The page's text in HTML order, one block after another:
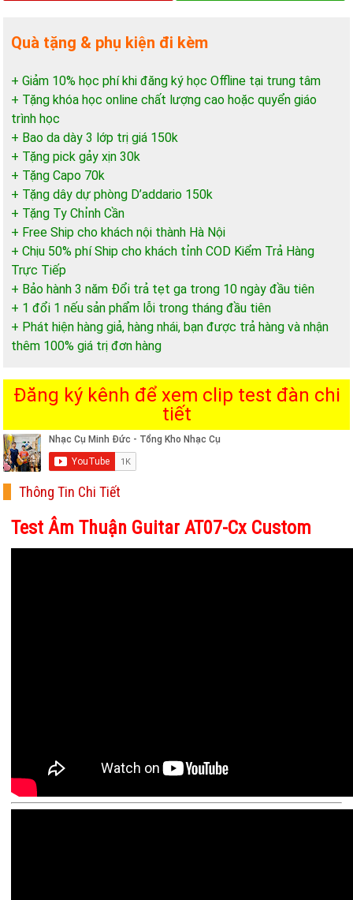
Quà tặng & phụ kiện đi kèm
+ Giảm 10% học phí khi đăng ký học Offline tại trung tâm
+ Tặng khóa học online chất lượng cao hoặc quyển giáo
trình học
+ Bao da dày 3 lớp trị giá 150k
+ Tặng pick gảy xịn 30k
+ Tặng Capo 70k
+ Tặng dây dự phòng D’addario 150k
+ Tặng Ty Chỉnh Cần
+ Free Ship cho khách nội thành Hà Nội
+ Chịu 50% phí Ship cho khách tỉnh COD Kiểm Trả Hàng
Trực Tiếp
+ Bảo hành 3 năm Đổi trả tẹt ga trong 10 ngày đầu tiên
+ 1 đổi 1 nếu sản phẩm lỗi trong tháng đầu tiên
+ Phát hiện hàng giả, hàng nhái, bạn được trả hàng và nhận
thêm 100% giá trị đơn hàng
Đăng ký kênh để xem clip test đàn chi
tiết
Thông Tin Chi Tiết
Test Âm Thuận Guitar AT07-Cx Custom